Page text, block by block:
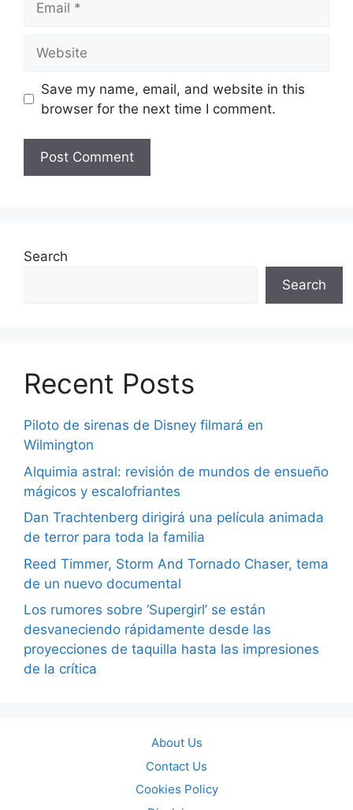
Save my name, email, and website in this
browser for the next time I comment.
Search
Search
Recent Posts
Piloto de sirenas de Disney filmará en
Wilmington
Alquimia astral: revisión de mundos de ensueño
mágicos y escalofriantes
Dan Trachtenberg dirigirá una película animada
de terror para toda la familia
Reed Timmer, Storm And Tornado Chaser, tema
de un nuevo documental
Los rumores sobre ‘Supergirl’ se están
desvaneciendo rápidamente desde las
proyecciones de taquilla hasta las impresiones
de la crítica
About Us
Contact Us
Cookies Policy